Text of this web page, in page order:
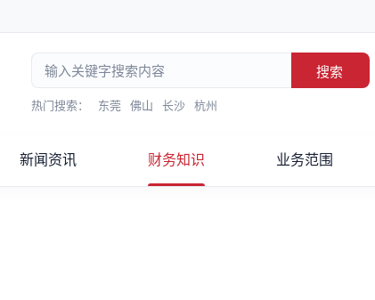
搜索
热门搜索： 东莞 佛山 长沙 杭州
新闻资讯 财务知识 业务范围